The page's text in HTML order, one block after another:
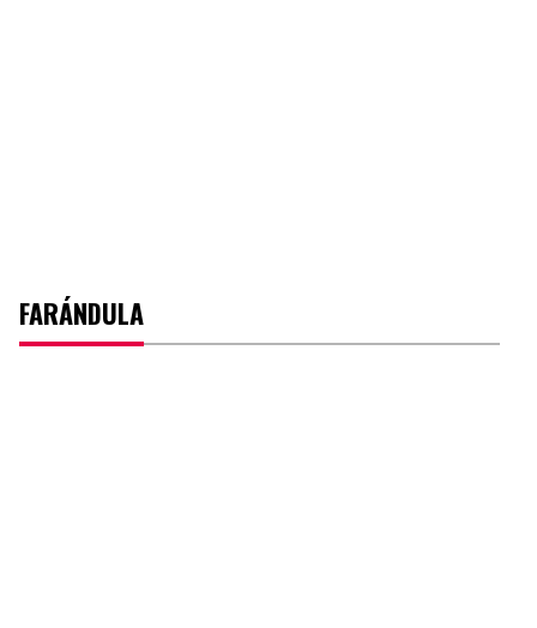
FARÁNDULA